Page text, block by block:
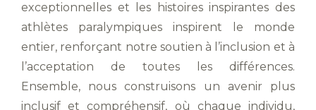
exceptionnelles et les histoires inspirantes des
athlètes paralympiques inspirent le monde
entier, renforçant notre soutien à l’inclusion et à
l’acceptation de toutes les différences.
Ensemble, nous construisons un avenir plus
inclusif et compréhensif, où chaque individu,